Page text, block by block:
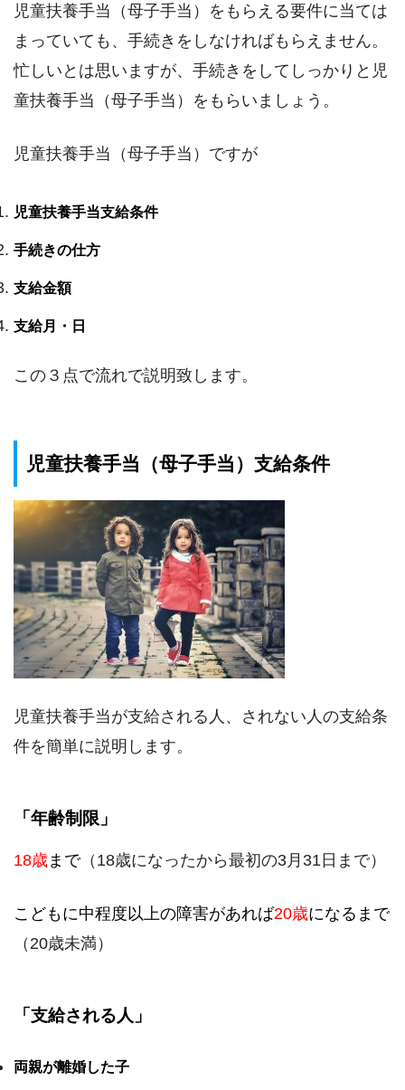
児童扶養手当（母子手当）をもらえる要件に当ては
まっていても、手続きをしなければもらえません。
忙しいとは思いますが、手続きをしてしっかりと児
童扶養手当（母子手当）をもらいましょう。
児童扶養手当（母子手当）ですが
児童扶養手当支給条件
手続きの仕方
支給金額
支給月・日
この３点で流れで説明致します。
児童扶養手当（母子手当）支給条件
児童扶養手当が支給される人、されない人の支給条
件を簡単に説明します。
「年齢制限」
18歳まで（18歳になったから最初の3月31日まで）
こどもに中程度以上の障害があれば20歳になるまで
（20歳未満）
「支給される人」
両親が離婚した子